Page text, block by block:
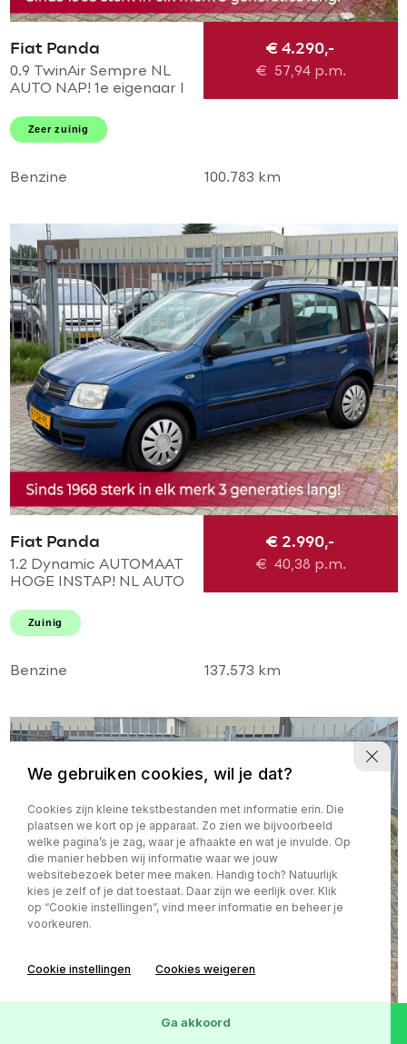
Fiat Panda
0.9 TwinAir Sempre NL
AUTO NAP! 1e eigenaar l
LMV l Dakrailing l Elek
pakket l TOPSTAAT!
€ 4.290,-
€ 57,94p.m.
Zeer zuinig
Benzine 100.783 km
Fiat Panda
1.2 Dynamic AUTOMAAT
HOGE INSTAP! NL AUTO
Centraal! NIEUWE APK l
RECENT NIEUWE
€ 2.990,-
€ 40,38 p.m.
Zuinig
Benzine 137.573 km
We gebruiken cookies, wil je dat?
Cookies zijn kleine tekstbestanden met informatie erin. Die
plaatsen we kort op je apparaat. Zo zien we bijvoorbeeld
welke pagina’s je zag, waar je afhaakte en wat je invulde. Op
die manier hebben wij informatie waar we jouw
websitebezoek beter mee maken. Handig toch? Natuurlijk
kies je zelf of je dat toestaat. Daar zijn we eerlijk over. Klik
op “Cookie instellingen”, vind meer informatie en beheer je
voorkeuren.
Cookie instellingen Cookies weigeren
Ga akkoord